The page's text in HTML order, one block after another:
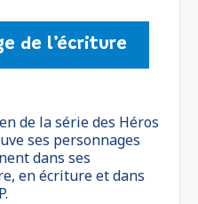
de l’écriture
de la série des Héros
ses personnages
dans ses
en écriture et dans